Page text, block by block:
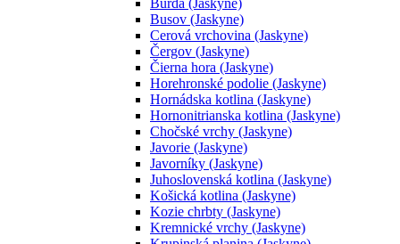
Busov (Jaskyne)
Cerová vrchovina (Jaskyne)
Čergov (Jaskyne)
Čierna hora (Jaskyne)
Horehronské podolie (Jaskyne)
Hornádska kotlina (Jaskyne)
Hornonitrianska kotlina (Jaskyne)
Chočské vrchy (Jaskyne)
Javorie (Jaskyne)
Javorníky (Jaskyne)
Juhoslovenská kotlina (Jaskyne)
Košická kotlina (Jaskyne)
Kozie chrbty (Jaskyne)
Kremnické vrchy (Jaskyne)